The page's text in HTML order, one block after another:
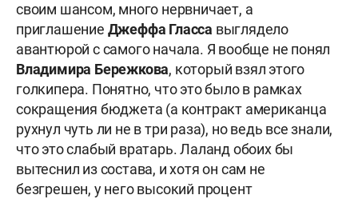
своим шансом, много нервничает, а
приглашение Джеффа Гласса выглядело
авантюрой с самого начала. Я вообще не понял
Владимира Бережкова, который взял этого
голкипера. Понятно, что это было в рамках
сокращения бюджета (а контракт американца
рухнул чуть ли не в три раза), но ведь все знали,
что это слабый вратарь. Лаланд обоих бы
вытеснил из состава, и хотя он сам не
безгрешен, у него высокий процент